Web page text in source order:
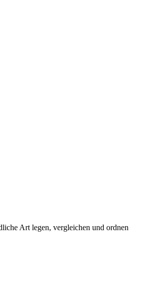
Art legen, vergleichen und ordnen